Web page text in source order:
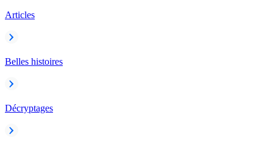
Articles
Belles histoires
Décryptages